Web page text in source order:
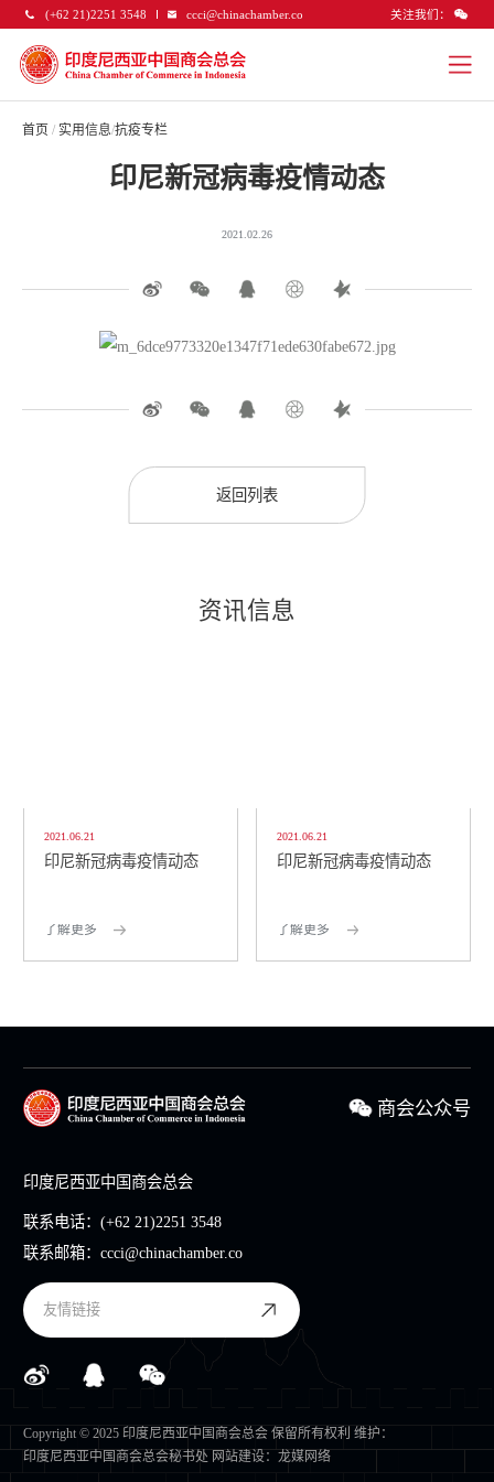
(+62 21)2251 3548 ccci@chinachamber.co 关注我们：
首页 / 实用信息/抗疫专栏
印尼新冠病毒疫情动态
2021.02.26
返回列表
资讯信息
2021.06.21
印尼新冠病毒疫情动态
了解更多
2021.06.21
印尼新冠病毒疫情动态
了解更多
商会公众号
印度尼西亚中国商会总会
联系电话： (+62 21)2251 3548
联系邮箱： ccci@chinachamber.co
友情链接
Copyright © 2025 印度尼西亚中国商会总会 保留所有权利 维护：
印度尼西亚中国商会总会秘书处 网站建设： 龙媒网络